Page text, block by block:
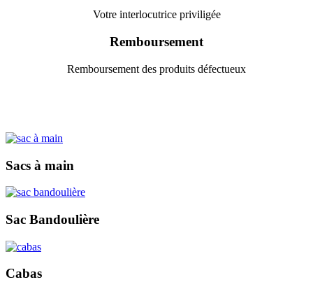
Votre interlocutrice priviligée
Remboursement
Remboursement des produits défectueux
Sacs à main
Sac Bandoulière
Cabas